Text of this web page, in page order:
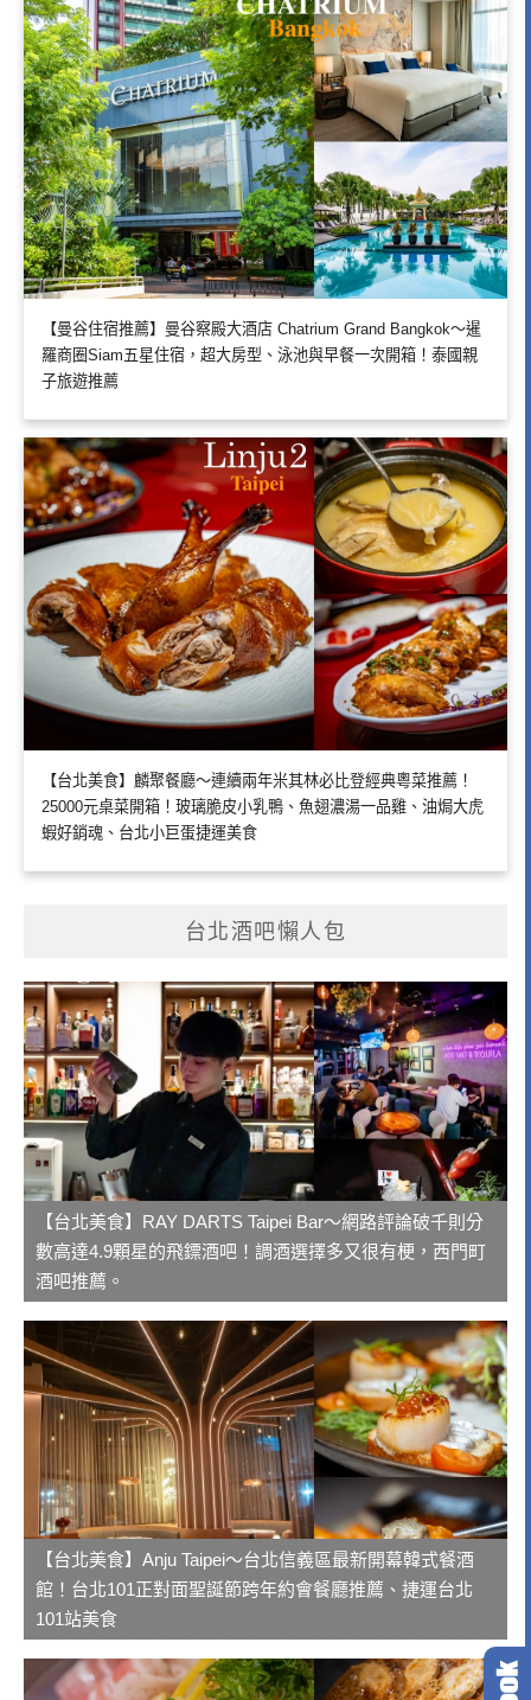
【曼谷住宿推薦】曼谷察殿大酒店 Chatrium Grand Bangkok～暹
羅商圈Siam五星住宿，超大房型、泳池與早餐一次開箱！泰國親
子旅遊推薦
【台北美食】麟聚餐廳～連續兩年米其林必比登經典粵菜推薦！
25000元桌菜開箱！玻璃脆皮小乳鴨、魚翅濃湯一品雞、油焗大虎
蝦好銷魂、台北小巨蛋捷運美食
台北酒吧懶人包
【台北美食】RAY DARTS Taipei Bar～網路評論破千則分
數高達4.9顆星的飛鏢酒吧！調酒選擇多又很有梗，西門町
酒吧推薦。
【台北美食】Anju Taipei～台北信義區最新開幕韓式餐酒
館！台北101正對面聖誕節跨年約會餐廳推薦、捷運台北
101站美食